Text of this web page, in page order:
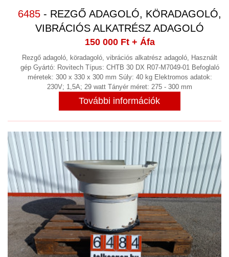
KLÍMAKAMRA, MOSODAI SZÁRÍTÓ
(10)
SZEGECSELŐGÉP (2)
SZIVATTYÚK
(69)
SZOFTVER
TARTÁLY, LÉGTARTÁLY VÁKUUM
TARTÁLY KONTÉNERKÚT
TISZTÍTÁS (3)
TOLÓZÁR (3)
TRANSZFORMÁTOR,
EGYENIRÁNYÍTÓ, TÁPEGYSÉG,
FÁZISJAVÍTÓ
ULTRAHANGOS TISZTITÓ
BERENDEZÉS
6485 - REZGŐ ADAGOLÓ, KÖRADAGOLÓ,
VIBRÁCIÓS ALKATRÉSZ ADAGOLÓ
150 000 Ft+ Áfa
Rezgő adagoló, köradagoló, vibrációs alkatrész adagoló, Használt
gép Gyártó: Rovitech Típus: CHTB 30 DX R07-M7049-01 Befoglaló
méretek: 300 x 330 x 300 mm Súly: 40 kg Elektromos adatok:
230V; 1,5A; 29 watt Tányér méret: 275 - 300 mm
További információk